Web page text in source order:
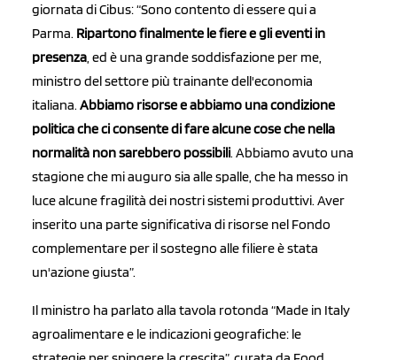
giornata di Cibus: “Sono contento di essere qui a
Parma. Ripartono finalmente le fiere e gli eventi in
presenza, ed è una grande soddisfazione per me,
ministro del settore più trainante dell'economia
italiana. Abbiamo risorse e abbiamo una condizione
politica che ci consente di fare alcune cose che nella
normalità non sarebbero possibili. Abbiamo avuto una
stagione che mi auguro sia alle spalle, che ha messo in
luce alcune fragilità dei nostri sistemi produttivi. Aver
inserito una parte significativa di risorse nel Fondo
complementare per il sostegno alle filiere è stata
un'azione giusta”.
Il ministro ha parlato alla tavola rotonda “Made in Italy
agroalimentare e le indicazioni geografiche: le